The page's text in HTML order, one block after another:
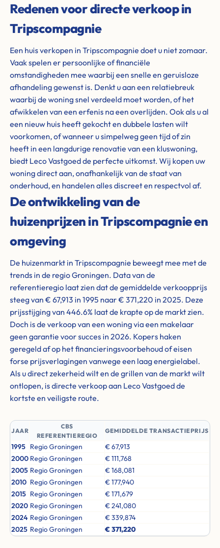
Redenen voor directe verkoop in
Tripscompagnie
Een huis verkopen in Tripscompagnie doet u niet zomaar.
Vaak spelen er persoonlijke of financiële
omstandigheden mee waarbij een snelle en geruisloze
afhandeling gewenst is. Denkt u aan een relatiebreuk
waarbij de woning snel verdeeld moet worden, of het
afwikkelen van een erfenis na een overlijden. Ook als u al
een nieuw huis heeft gekocht en dubbele lasten wilt
voorkomen, of wanneer u simpelweg geen tijd of zin
heeft in een langdurige renovatie van een kluswoning,
biedt Leco Vastgoed de perfecte uitkomst. Wij kopen uw
woning direct aan, onafhankelijk van de staat van
onderhoud, en handelen alles discreet en respectvol af.
De ontwikkeling van de
huizenprijzen in Tripscompagnie en
omgeving
De huizenmarkt in Tripscompagnie beweegt mee met de
trends in de regio Groningen. Data van de
referentieregio laat zien dat de gemiddelde verkoopprijs
steeg van € 67,913 in 1995 naar € 371,220 in 2025. Deze
prijsstijging van 446.6% laat de krapte op de markt zien.
Doch is de verkoop van een woning via een makelaar
geen garantie voor succes in 2026. Kopers haken
geregeld af op het financieringsvoorbehoud of eisen
forse prijsverlagingen vanwege een laag energielabel.
Als u direct zekerheid wilt en de grillen van de markt wilt
ontlopen, is directe verkoop aan Leco Vastgoed de
kortste en veiligste route.
JAAR
CBS
REFERENTIEREGIO
GEMIDDELDE TRANSACTIEPRIJS
1995 Regio Groningen
€ 67,913
2000 Regio Groningen
€ 111,768
2005 Regio Groningen
€ 168,081
2010 Regio Groningen
€ 177,940
2015 Regio Groningen
€ 171,679
2020 Regio Groningen
€ 241,080
2024 Regio Groningen
€ 339,874
2025 Regio Groningen € 371,220